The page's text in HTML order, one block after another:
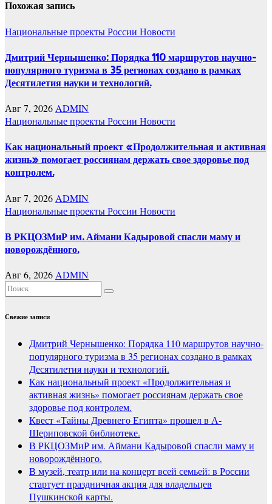
Похожая запись
Национальные проекты России Новости
Дмитрий Чернышенко: Порядка 110 маршрутов научно-
популярного туризма в 35 регионах создано в рамках
Десятилетия науки и технологий.
Авг 7, 2026ADMIN
Национальные проекты России Новости
Как национальный проект «Продолжительная и активная
жизнь» помогает россиянам держать свое здоровье под
контролем.
Авг 7, 2026 ADMIN
Национальные проекты России Новости
В РКЦОЗМиР им. Аймани Кадыровой спасли маму и
новорождённого.
Авг 6, 2026ADMIN
Свежие записи
Дмитрий Чернышенко: Порядка 110 маршрутов научно-
популярного туризма в 35 регионах создано в рамках
Десятилетия науки и технологий.
Как национальный проект «Продолжительная и
активная жизнь» помогает россиянам держать свое
здоровье под контролем.
Квест «Тайны Древнего Египта» прошел в А-
Шериповской библиотеке.
В РКЦОЗМиР им. Аймани Кадыровой спасли маму и
новорождённого.
В музей, театр или на концерт всей семьей: в России
стартует праздничная акция для владельцев
Пушкинской карты.